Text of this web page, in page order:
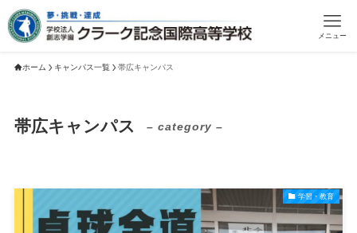
メニュー
ホーム キャンパス一覧 帯広キャンパス
帯広キャンパス – category –
学習・教育